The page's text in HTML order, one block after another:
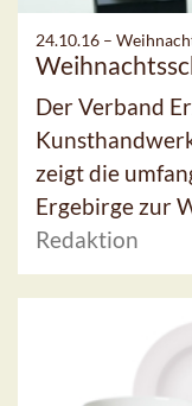
24.10.16 –
Der Verband
zeigt die
Ergebirge zur
Redaktion